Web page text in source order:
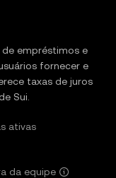
empréstimos e
fornecer e
taxas de juros
Sui.
ativas
da equipe